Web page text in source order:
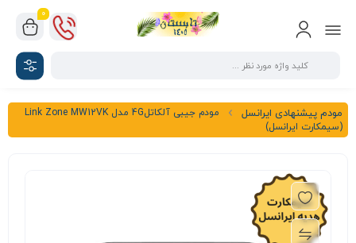
0
مودم پیشنهادی ایرانسل
مودم جیبی آلکاتل4G مدل Link Zone MW12VK
(سیمکارت ایرانسل)